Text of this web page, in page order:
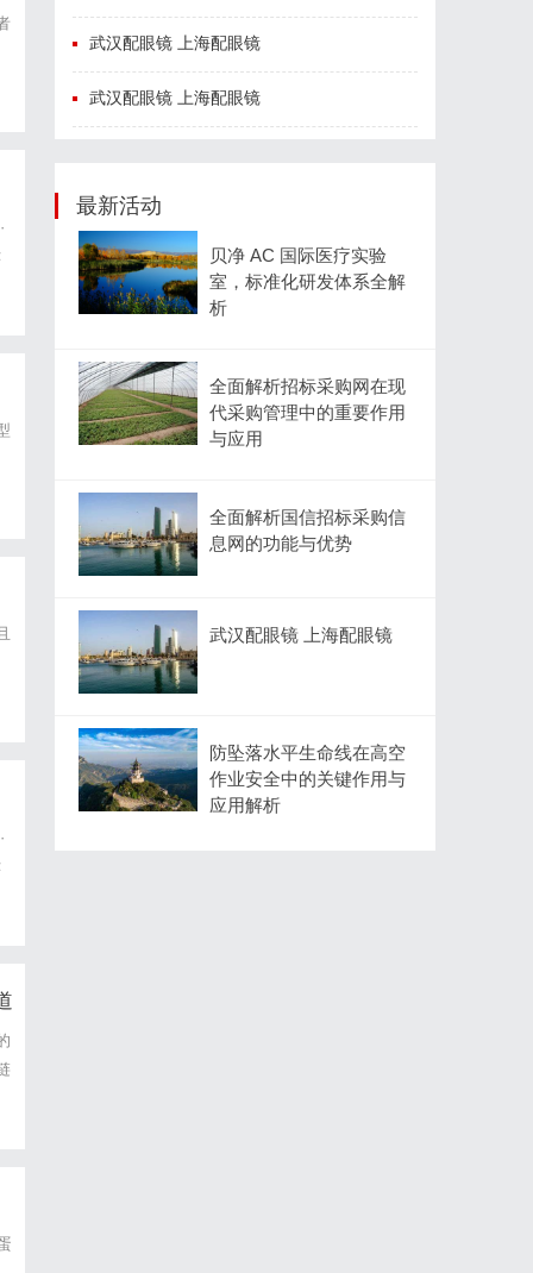
武汉配眼镜 上海配眼镜
武汉配眼镜 上海配眼镜
最新活动
贝净 AC 国际医疗实验
室，标准化研发体系全解
析
全面解析招标采购网在现
代采购管理中的重要作用
与应用
全面解析国信招标采购信
息网的功能与优势
武汉配眼镜 上海配眼镜
防坠落水平生命线在高空
作业安全中的关键作用与
应用解析